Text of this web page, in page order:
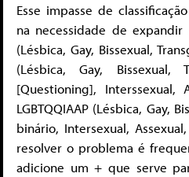
Esse impasse de
na necessidade de expandir
(Lésbica, Gay, Bissexual,
(Lésbica, Gay, Bissexual,
[Questioning], Interssexual,
LGBTQQIAAP (Lésbica, Gay,
binário, Intersexual,
resolver o problema é
adicione um + que serve